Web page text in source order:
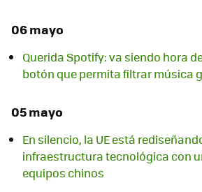
06 mayo
Querida Spotify: va siendo hora
botón que permita filtrar música
05 mayo
En silencio, la UE está
infraestructura tecnológica con
equipos chinos